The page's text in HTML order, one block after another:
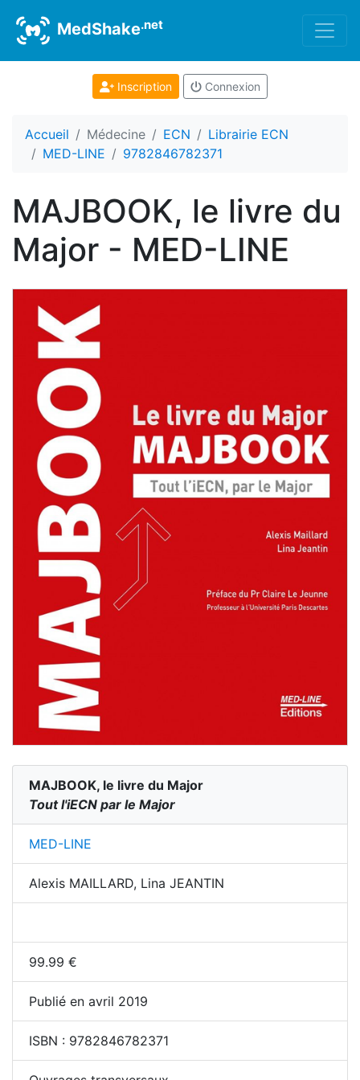
MedShake.net
Inscription Connexion
Accueil Médecine ECN
Librairie ECN
MED-LINE
9782846782371
MAJBOOK, le livre du
Major - MED-LINE
MAJBOOK, le livre du Major
Tout l'iECN par le Major
MED-LINE
Alexis MAILLARD, Lina JEANTIN
99.99 €
Publié en avril 2019
ISBN : 9782846782371